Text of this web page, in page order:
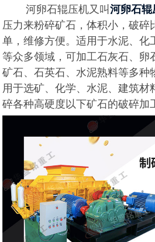
河卵石辊压机又叫河卵石
压力来粉碎矿石，体积小，破
单，维修方便。适用于水泥、化
等众多领域，可加工石灰石、卵
矿石、石英石、水泥熟料等多种
用于选矿、化学、水泥、建筑材
碎各种高硬度以下矿石的破碎加